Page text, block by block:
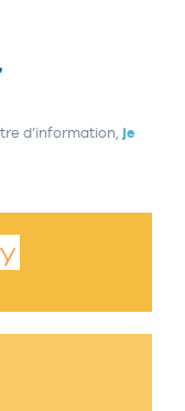
d’information, je